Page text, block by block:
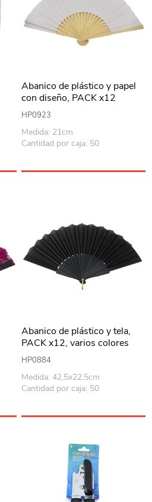
Abanico de plástico y papel
con diseño, PACK x12
HP0923
Medida: 21cm
Cantidad por caja: 50
Abanico de plástico y tela,
PACK x12, varios colores
HP0884
Medida: 42,5x22,5cm
Cantidad por caja: 50